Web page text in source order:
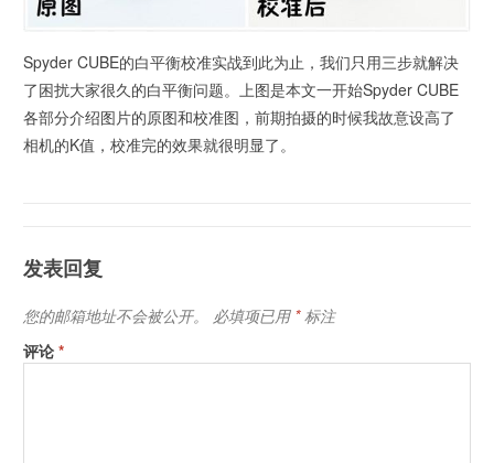
Spyder CUBE的白平衡校准实战到此为止，我们只用三步就解决
了困扰大家很久的白平衡问题。上图是本文一开始Spyder CUBE
各部分介绍图片的原图和校准图，前期拍摄的时候我故意设高了
相机的K值，校准完的效果就很明显了。
发表回复
您的邮箱地址不会被公开。 必填项已用 *标注
评论*